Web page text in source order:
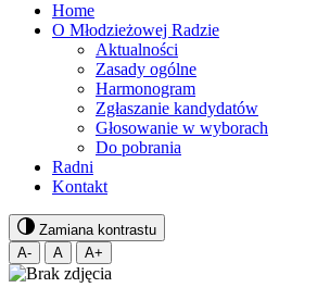
Home
O Młodzieżowej Radzie
Aktualności
Zasady ogólne
Harmonogram
Zgłaszanie kandydatów
Głosowanie w wyborach
Do pobrania
Radni
Kontakt
Zamiana kontrastu
A-
A A+